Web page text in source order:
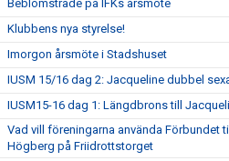
Beblomstrade på IFKs årsmöte
Klubbens nya styrelse!
Imorgon årsmöte i Stadshuset
IUSM 15/16 dag 2: Jacqueline dubbel
IUSM15-16 dag 1: Längdbrons till
Vad vill föreningarna använda Förbundet
Högberg på Friidrottstorget